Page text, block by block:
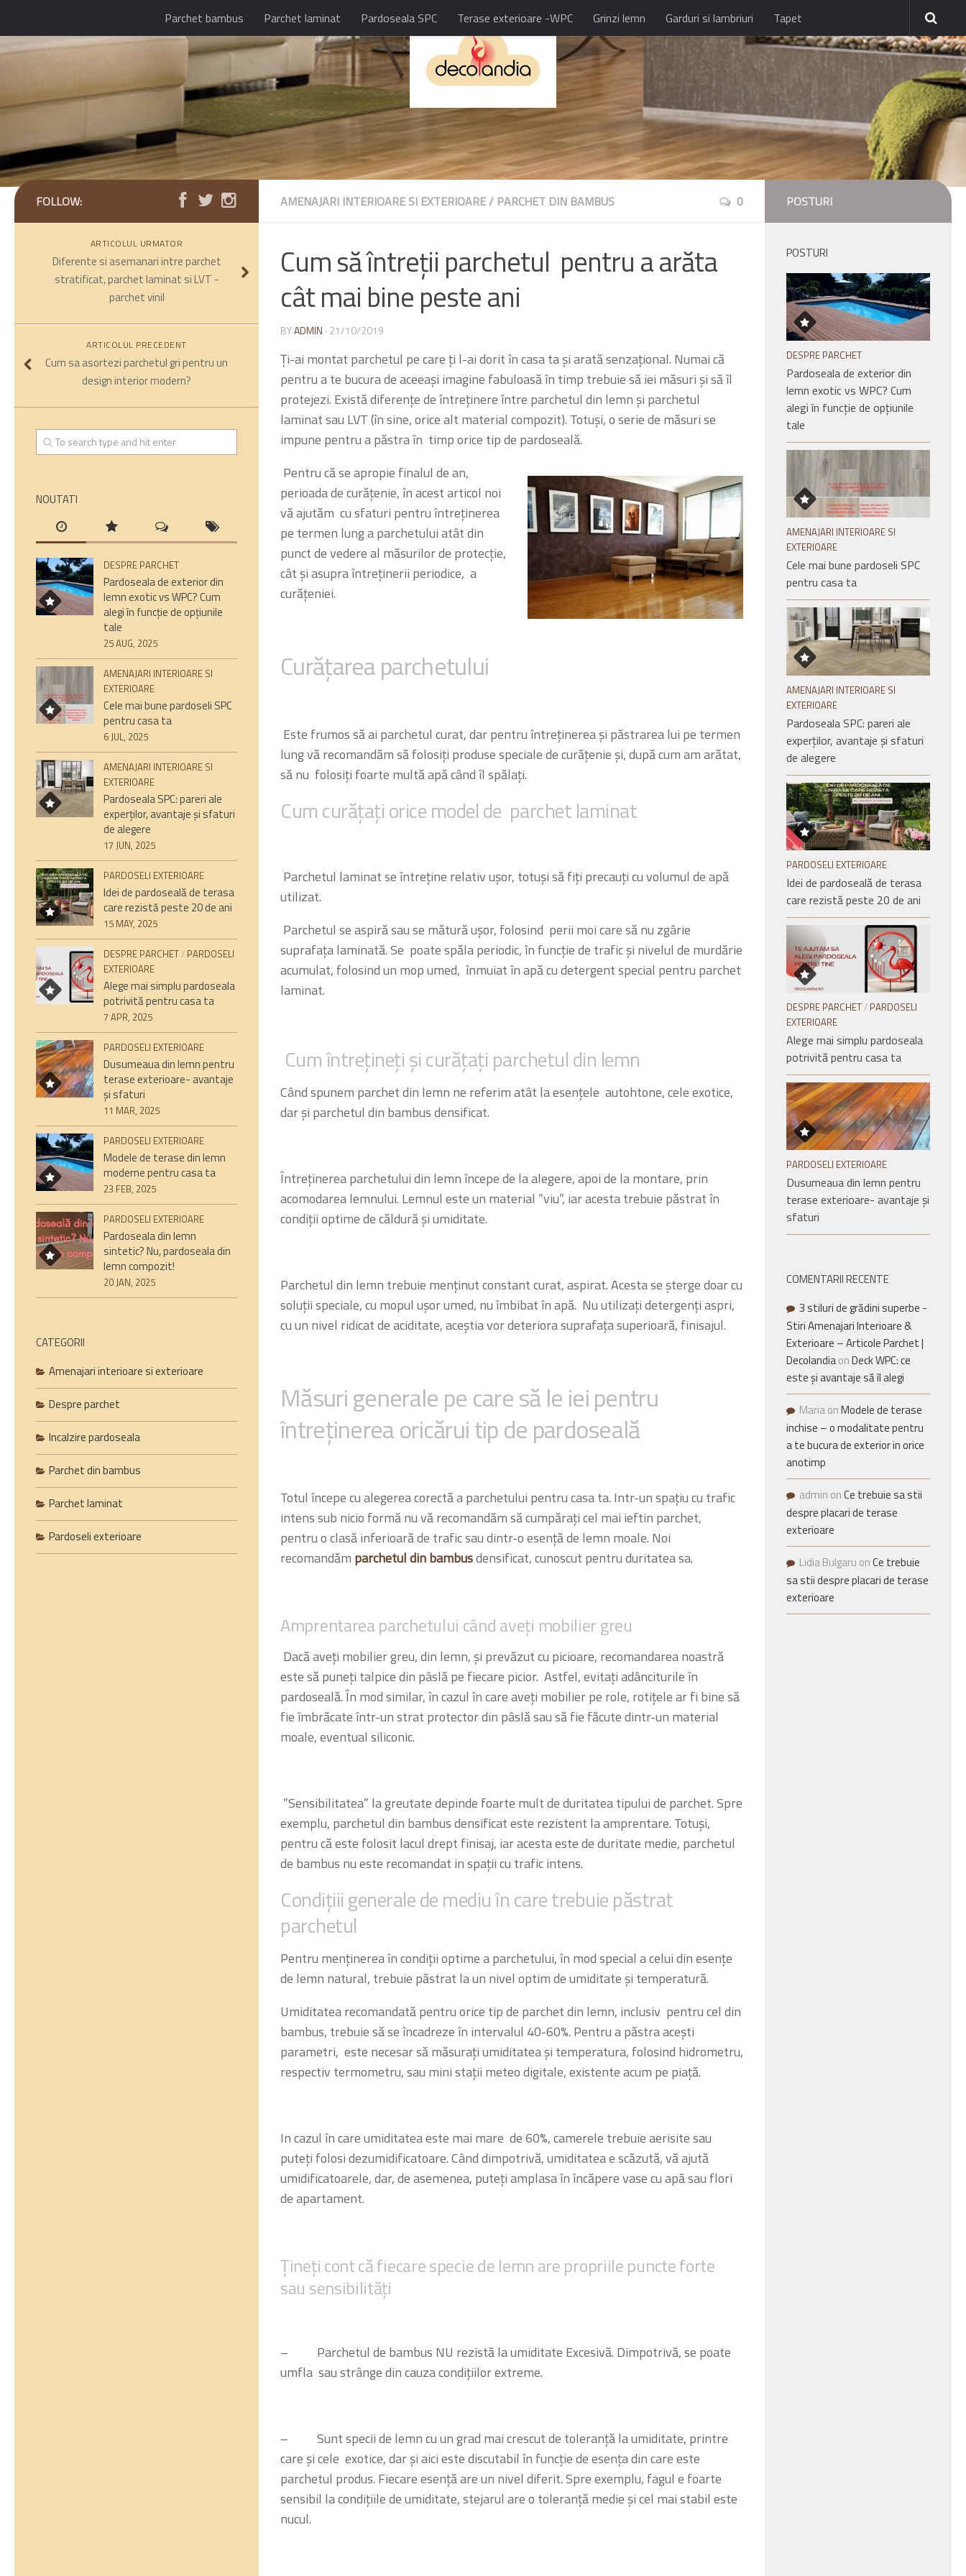
Parchet bambus Parchet laminat Pardoseala SPC Terase exterioare -WPC Grinzi lemn Garduri si lambriuri Tapet
AMENAJARI INTERIOARE SI EXTERIOARE/ PARCHET DIN BAMBUS 0
Cum să întreții parchetul pentru a arăta
cât mai bine peste ani
BYADMIN · 21/10/2019
Ți-ai montat parchetul pe care ți l-ai dorit în casa ta și arată senzațional. Numai că
pentru a te bucura de aceeași imagine fabuloasă în timp trebuie să iei măsuri și să îl
protejezi. Există diferențe de întreținere între parchetul din lemn și parchetul
laminat sau LVT (în sine, orice alt material compozit). Totuși, o serie de măsuri se
impune pentru a păstra în timp orice tip de pardoseală.
Pentru că se apropie finalul de an,
perioada de curățenie, în acest articol noi
vă ajutăm cu sfaturi pentru întreținerea
pe termen lung a parchetului atât din
punct de vedere al măsurilor de protecție,
cât și asupra întreținerii periodice, a
curățeniei.
Curățarea parchetului
Este frumos să ai parchetul curat, dar pentru întreținerea și păstrarea lui pe termen
lung vă recomandăm să folosiți produse speciale de curățenie și, după cum am arătat,
să nu folosiți foarte multă apă când îl spălați.
Cum curățați orice model de parchet laminat
Parchetul laminat se întreține relativ ușor, totuși să fiți precauți cu volumul de apă
utilizat.
Parchetul se aspiră sau se mătură ușor, folosind perii moi care să nu zgârie
suprafața laminată. Se poate spăla periodic, în funcție de trafic și nivelul de murdărie
acumulat, folosind un mop umed, înmuiat în apă cu detergent special pentru parchet
laminat.
Cum întrețineți și curățați parchetul din lemn
Când spunem parchet din lemn ne referim atât la esențele autohtone, cele exotice,
dar și parchetul din bambus densificat.
Întreținerea parchetului din lemn începe de la alegere, apoi de la montare, prin
acomodarea lemnului. Lemnul este un material ”viu”, iar acesta trebuie păstrat în
condiții optime de căldură și umiditate.
Parchetul din lemn trebuie menținut constant curat, aspirat. Acesta se șterge doar cu
soluții speciale, cu mopul ușor umed, nu îmbibat în apă. Nu utilizați detergenți aspri,
cu un nivel ridicat de aciditate, aceștia vor deteriora suprafața superioară, finisajul.
Măsuri generale pe care să le iei pentru
întreținerea oricărui tip de pardoseală
Totul începe cu alegerea corectă a parchetului pentru casa ta. Intr-un spațiu cu trafic
intens sub nicio formă nu vă recomandăm să cumpărați cel mai ieftin parchet,
pentru o clasă inferioară de trafic sau dintr-o esență de lemn moale. Noi
recomandăm parchetul din bambusdensificat, cunoscut pentru duritatea sa.
Amprentarea parchetului când aveți mobilier greu
Dacă aveți mobilier greu, din lemn, și prevăzut cu picioare, recomandarea noastră
este să puneți talpice din pâslă pe fiecare picior. Astfel, evitați adânciturile în
pardoseală. În mod similar, în cazul în care aveți mobilier pe role, rotițele ar fi bine să
fie îmbrăcate într-un strat protector din pâslă sau să fie făcute dintr-un material
moale, eventual siliconic.
”Sensibilitatea” la greutate depinde foarte mult de duritatea tipului de parchet. Spre
exemplu, parchetul din bambus densificat este rezistent la amprentare. Totuși,
pentru că este folosit lacul drept finisaj, iar acesta este de duritate medie, parchetul
de bambus nu este recomandat in spații cu trafic intens.
Condițiii generale de mediu în care trebuie păstrat
parchetul
Pentru menținerea în condiții optime a parchetului, în mod special a celui din esențe
de lemn natural, trebuie păstrat la un nivel optim de umiditate și temperatură.
Umiditatea recomandată pentru orice tip de parchet din lemn, inclusiv pentru cel din
bambus, trebuie să se încadreze în intervalul 40-60%. Pentru a păstra acești
parametri, este necesar să măsurați umiditatea și temperatura, folosind hidrometru,
respectiv termometru, sau mini stații meteo digitale, existente acum pe piață.
In cazul în care umiditatea este mai mare de 60%, camerele trebuie aerisite sau
puteți folosi dezumidificatoare. Când dimpotrivă, umiditatea e scăzută, vă ajută
umidificatoarele, dar, de asemenea, puteți amplasa în încăpere vase cu apă sau flori
de apartament.
Țineți cont că fiecare specie de lemn are propriile puncte forte
sau sensibilități
– Parchetul de bambus NU rezistă la umiditate Excesivă. Dimpotrivă, se poate
umfla sau strânge din cauza condițiilor extreme.
– Sunt specii de lemn cu un grad mai crescut de toleranță la umiditate, printre
care și cele exotice, dar și aici este discutabil în funcție de esența din care este
parchetul produs. Fiecare esență are un nivel diferit. Spre exemplu, fagul e foarte
sensibil la condițiile de umiditate, stejarul are o toleranță medie și cel mai stabil este
nucul.
FOLLOW:
ARTICOLUL URMATOR
Diferente si asemanari intre parchet
stratificat, parchet laminat si LVT -
parchet vinil
ARTICOLUL PRECEDENT
Cum sa asortezi parchetul gri pentru un
design interior modern?
NOUTATI
DESPRE PARCHET
Pardoseala de exterior din
lemn exotic vs WPC? Cum
alegi în funcție de opțiunile
tale
25 AUG, 2025
AMENAJARI INTERIOARE SI
EXTERIOARE
Cele mai bune pardoseli SPC
pentru casa ta
6 JUL, 2025
AMENAJARI INTERIOARE SI
EXTERIOARE
Pardoseala SPC: pareri ale
experților, avantaje și sfaturi
de alegere
17 JUN, 2025
PARDOSELI EXTERIOARE
Idei de pardoseală de terasa
care rezistă peste 20 de ani
15 MAY, 2025
DESPRE PARCHET/ PARDOSELI
EXTERIOARE
Alege mai simplu pardoseala
potrivită pentru casa ta
7 APR, 2025
PARDOSELI EXTERIOARE
Dusumeaua din lemn pentru
terase exterioare- avantaje
și sfaturi
11 MAR, 2025
PARDOSELI EXTERIOARE
Modele de terase din lemn
moderne pentru casa ta
23 FEB, 2025
PARDOSELI EXTERIOARE
Pardoseala din lemn
sintetic? Nu, pardoseala din
lemn compozit!
20 JAN, 2025
CATEGORII
Amenajari interioare si exterioare
Despre parchet
Incalzire pardoseala
Parchet din bambus
Parchet laminat
Pardoseli exterioare
POSTURI
POSTURI
DESPRE PARCHET
Pardoseala de exterior din
lemn exotic vs WPC? Cum
alegi în funcție de opțiunile
tale
AMENAJARI INTERIOARE SI
EXTERIOARE
Cele mai bune pardoseli SPC
pentru casa ta
AMENAJARI INTERIOARE SI
EXTERIOARE
Pardoseala SPC: pareri ale
experților, avantaje și sfaturi
de alegere
PARDOSELI EXTERIOARE
Idei de pardoseală de terasa
care rezistă peste 20 de ani
DESPRE PARCHET/ PARDOSELI
EXTERIOARE
Alege mai simplu pardoseala
potrivită pentru casa ta
PARDOSELI EXTERIOARE
Dusumeaua din lemn pentru
terase exterioare- avantaje și
sfaturi
COMENTARII RECENTE
3 stiluri de grădini superbe -
Stiri Amenajari Interioare &
Exterioare – Articole Parchet |
DecolandiaonDeck WPC: ce
este și avantaje să îl alegi
MariaonModele de terase
inchise – o modalitate pentru
a te bucura de exterior in orice
anotimp
admin onCe trebuie sa stii
despre placari de terase
exterioare
Lidia Bulgaru onCe trebuie
sa stii despre placari de terase
exterioare